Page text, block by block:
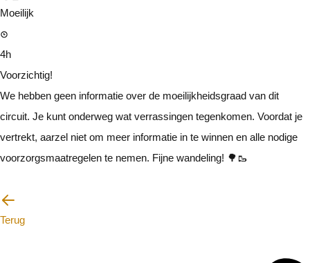
Moeilijk
4h
Voorzichtig!
We hebben geen informatie over de moeilijkheidsgraad van dit
circuit. Je kunt onderweg wat verrassingen tegenkomen. Voordat je
vertrekt, aarzel niet om meer informatie in te winnen en alle nodige
voorzorgsmaatregelen te nemen. Fijne wandeling! 🌳🥾
Terug